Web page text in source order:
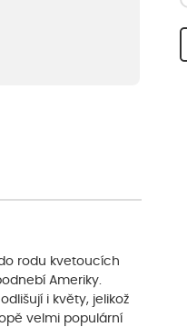
rodu kvetoucích
Ameriky.
i ​​květy, jelikož
velmi populární